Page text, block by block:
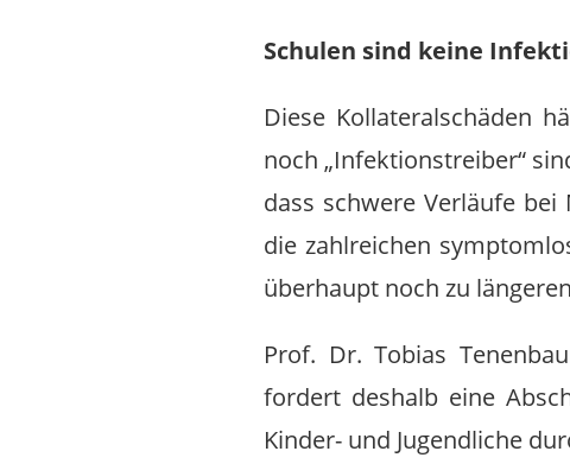
Schulen sind keine
Diese Kollateralschäden
noch „Infektionstreiber“
dass schwere Verläufe bei
die zahlreichen
überhaupt noch zu
Prof. Dr. Tobias
fordert deshalb eine
Kinder- und Jugendliche